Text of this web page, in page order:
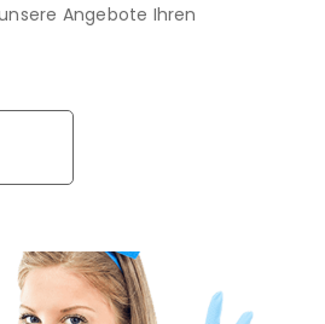
Angebote Ihren